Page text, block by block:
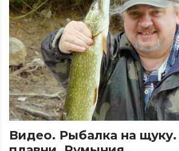
Видео. Рыбалка на